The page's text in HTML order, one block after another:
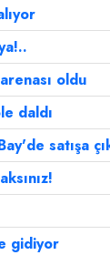
oldu
daldı
satışa
gidiyor